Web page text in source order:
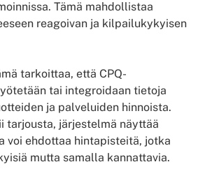
Tämä mahdollistaa
reagoivan ja kilpailukykyisen
tarkoittaa, että CPQ-
tai integroidaan tietoja
ja palveluiden hinnoista.
tarjousta, järjestelmä näyttää
voi ehdottaa hintapisteitä, jotka
mutta samalla kannattavia.